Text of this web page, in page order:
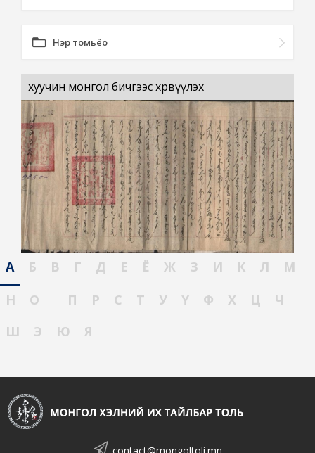
Нэр томьёо
хуучин монгол бичгээс хөрвүүлэх
А Б В Г Д Е Ё Ж З И К Л
М
Н
О П Р С Т У Ү Ф Х Ц
Ч
Ш
Э Ю Я